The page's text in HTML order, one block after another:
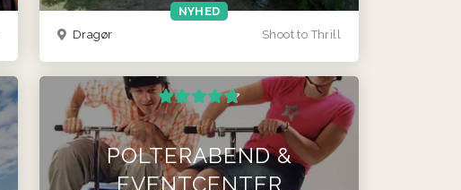
NYHED
Shoot to Thrill
Dragør
POLTERABEND &
EVENTCENTER